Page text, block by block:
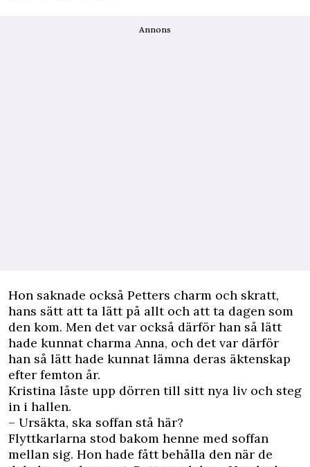
Annons
Hon saknade också Petters charm och skratt,
hans sätt att ta lätt på allt och att ta dagen som
den kom. Men det var ­också därför han så lätt
hade kunnat charma Anna, och det var därför
han så lätt hade ­kunnat lämna deras äktenskap
efter femton år.
Kristina låste upp dörren till sitt nya liv och steg
in i hallen.
– Ursäkta, ska soffan stå här?
Flyttkarlarna stod bakom henne med soffan
mellan sig. Hon hade fått behålla den när de